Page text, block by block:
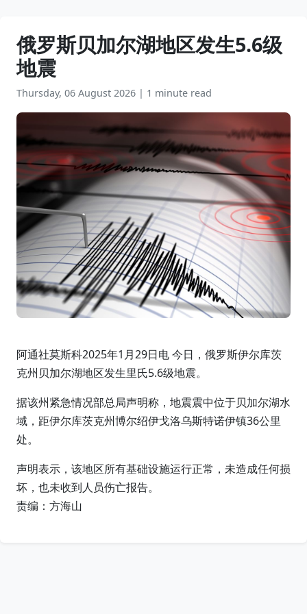
俄罗斯贝加尔湖地区发生5.6级
地震
Thursday, 06 August 2026 | 1 minute read
阿通社莫斯科2025年1月29日电 今日，俄罗斯伊尔库茨
克州贝加尔湖地区发生里氏5.6级地震。
据该州紧急情况部总局声明称，地震震中位于贝加尔湖水
域，距伊尔库茨克州博尔绍伊戈洛乌斯特诺伊镇36公里
处。
声明表示，该地区所有基础设施运行正常，未造成任何损
坏，也未收到人员伤亡报告。
责编：方海山